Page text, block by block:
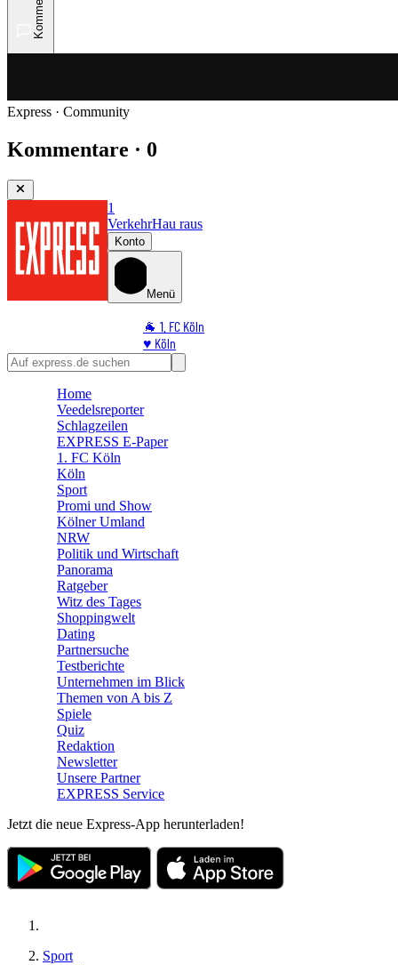
Express · Community
Kommentare · 0
1
VerkehrHau raus
Konto
Menü
🐐 1. FC Köln
♥️ Köln
⭐ Promi
🛒 Shoppingwelt
Home
Veedelsreporter
Schlagzeilen
EXPRESS E-Paper
1. FC Köln
Köln
Sport
Promi und Show
Kölner Umland
NRW
Politik und Wirtschaft
Panorama
Ratgeber
Witz des Tages
Shoppingwelt
Dating
Partnersuche
Testberichte
Unternehmen im Blick
Themen von A bis Z
Spiele
Quiz
Redaktion
Newsletter
Unsere Partner
EXPRESS Service
Jetzt die neue Express-App herunterladen!
Sport